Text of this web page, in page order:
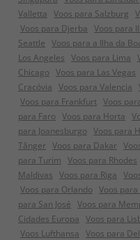
Valletta Voos para Salzburg
Voos para Djerba Voos para
Seattle Voos para a Ilha da
Los Angeles Voos para Lima
Chicago Voos para Las Vegas
Cracóvia Voos para Valencia
Voos para Frankfurt Voos
para Faro Voos para Horta
para Joanesburgo Voos para
Tânger Voos para Dakar
para Turim Voos para Rhodes
Maldivas Voos para Riga
Voos para Orlando Voos
para San José Voos para
Cidades Europa Voos para
Voos Lufthansa Voos para